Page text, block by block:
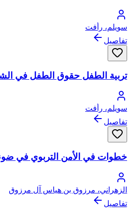
سويلم، رأفت
تفاصيل
تربية الطفل حقوق الطفل في
سويلم، رأفت
تفاصيل
خطوات في الأمن التربوي في
الزهراني، مرزوق بن هياس آل مرزوق
تفاصيل